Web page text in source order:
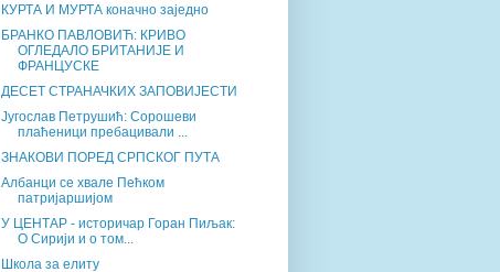
КУРТА И МУРТА коначно заједно
БРАНКО ПАВЛОВИЋ: КРИВО
ОГЛЕДАЛО БРИТАНИЈЕ И
ФРАНЦУСКЕ
ДЕСЕТ СТРАНАЧКИХ ЗАПОВИЈЕСТИ
Југослав Петрушић: Сорошеви
плаћеници пребацивали ...
ЗНАКОВИ ПОРЕД СРПСКОГ ПУТА
Албанци се хвале Пећком
патријаршијом
У ЦЕНТАР - историчар Горан Пиљак:
О Сирији и о том...
Школа за елиту